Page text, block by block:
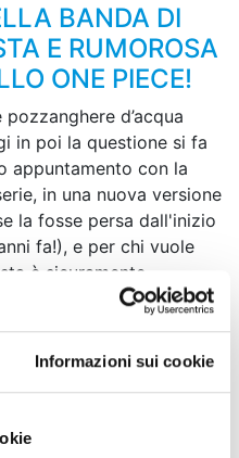
Informazioni sui cookie
BANDA DI
E RUMOROSA
ONE PIECE!
d’acqua
in poi la questione si fa
appuntamento con la
in una nuova versione
la fosse persa dall'inizio
fa!), e per chi vuole
è sicuramente
ogni fan di ONE PIECE
di DRAGON BALL. Il
la serie manga più